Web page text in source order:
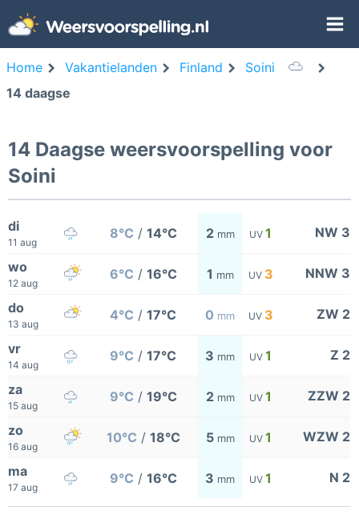
Home Vakantielanden Finland
Soini
14 daagse
14 Daagse weersvoorspelling voor
Soini
di
11 aug
8°C / 14°C 2 mm UV 1 NW 3
wo
12 aug
6°C / 16°C 1 mm UV 3 NNW 3
do
13 aug
4°C / 17°C 0 mm UV 3 ZW 2
vr
14 aug
9°C / 17°C 3 mm UV 1 Z 2
za
15 aug
9°C / 19°C 2 mm UV 1 ZZW 2
zo
16 aug
10°C / 18°C 5 mm UV 1 WZW 2
ma
17 aug
9°C / 16°C 3 mm UV 1 N 2